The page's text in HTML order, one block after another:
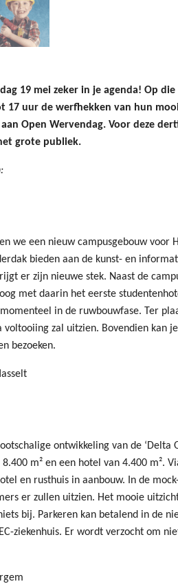
19 mei zeker in je agenda! Op die
17 uur de werfhekken van hun
Open Wervendag. Voor deze
grote publiek.
we een nieuw campusgebouw voor
bieden aan de kunst- en
er zijn nieuwe stek. Naast de
met daarin het eerste
in de ruwbouwfase. Ter
zal uitzien. Bovendien kan
bezoeken.
ontwikkeling van de ‘Delta
m² en een hotel van 4.400 m².
en rusthuis in aanbouw. In de
er zullen uitzien. Het mooie
bij. Parkeren kan betalend in de
ziekenhuis. Er wordt verzocht om